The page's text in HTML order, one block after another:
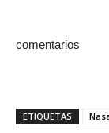
comentarios
ETIQUETAS